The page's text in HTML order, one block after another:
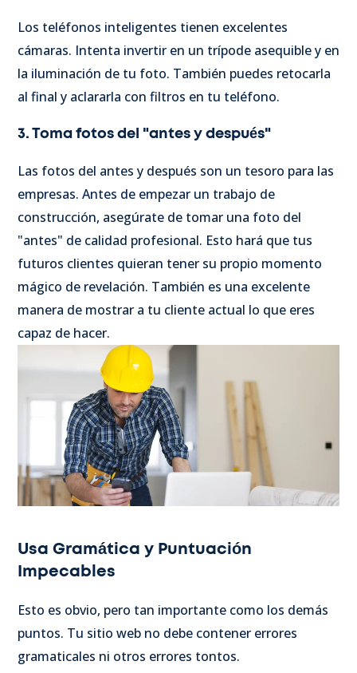
Los teléfonos inteligentes tienen excelentes
cámaras. Intenta invertir en un trípode asequible y en
la iluminación de tu foto. También puedes retocarla
al final y aclararla con filtros en tu teléfono.
3. Toma fotos del "antes y después"
Las fotos del antes y después son un tesoro para las
empresas. Antes de empezar un trabajo de
construcción, asegúrate de tomar una foto del
"antes" de calidad profesional. Esto hará que tus
futuros clientes quieran tener su propio momento
mágico de revelación. También es una excelente
manera de mostrar a tu cliente actual lo que eres
capaz de hacer.
Usa Gramática y Puntuación
Impecables
Esto es obvio, pero tan importante como los demás
puntos. Tu sitio web no debe contener errores
gramaticales ni otros errores tontos.